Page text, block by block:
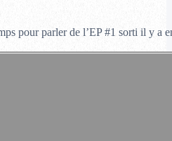
pour parler de l’EP #1 sorti il y a